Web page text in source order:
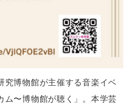
究博物館が主催する音楽イベ
ム〜博物館が聴く」。本学芸